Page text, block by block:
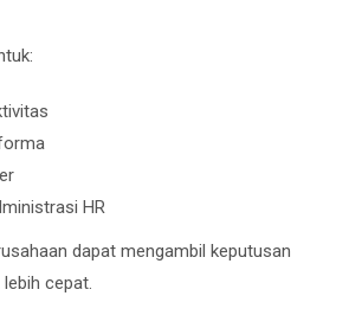
HR
dapat mengambil keputusan
cepat.